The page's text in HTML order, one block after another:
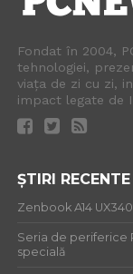
Fondat în 2004,
tehnologiei,
viața de zi cu zi,
impact legate de
ȘTIRI RECENTE
Zenbook A14
Seria de periferice
specială